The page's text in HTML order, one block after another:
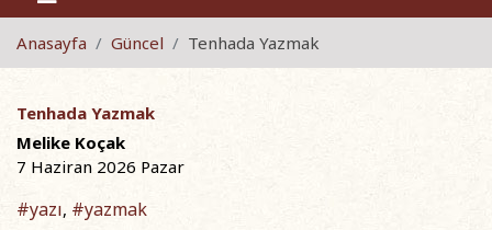
Anasayfa Güncel Tenhada Yazmak
Tenhada Yazmak
Melike Koçak
7 Haziran 2026 Pazar
#yazı, #yazmak